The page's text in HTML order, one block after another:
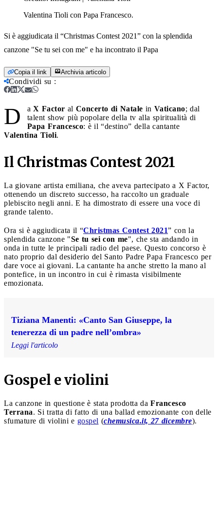
Valentina Tioli con Papa Francesco.
Si è aggiudicata il “Christmas Contest 2021” con la splendida
canzone "Se tu sei con me" e ha incontrato il Papa
Copia il link Archivia articolo
Condividi su :
D a X Factor al Concerto di Natale in Vaticano; dal
talent show più popolare della tv alla spiritualità di
Papa Francesco: è il “destino” della cantante
Valentina Tioli.
Il Christmas Contest 2021
La giovane artista emiliana, che aveva partecipato a X Factor,
ottenendo un discreto successo, ha raccolto un graduale
plebiscito negli anni. E ha dimostrato di essere una voce di
grande talento.
Ora si è aggiudicata il “Christmas Contest 2021” con la
splendida canzone "Se tu sei con me", che sta andando in
onda in tutte le principali radio del paese. Questo concorso è
nato proprio dal desiderio del Santo Padre Papa Francesco per
dare voce ai giovani. La cantante ha anche stretto la mano al
pontefice, in un incontro in cui è rimasta visibilmente
emozionata.
Tiziana Manenti: «Canto San Giuseppe, la
tenerezza di un padre nell’ombra»
Leggi l'articolo
Gospel e violini
La canzone in questione è stata prodotta da Francesco
Terrana. Si tratta di fatto di una ballad emozionante con delle
sfumature di violini e gospel (chemusica.it, 27 dicembre).